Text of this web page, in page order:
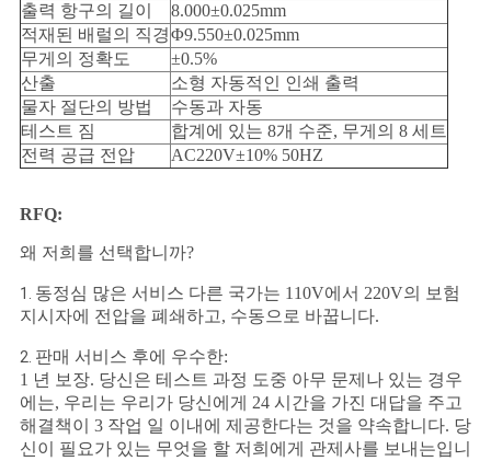
출력 항구의 길이
8.000±0.025mm
적재된 배럴의 직경Φ9.550±0.025mm
무게의 정확도
±0.5%
산출
소형 자동적인 인쇄 출력
물자 절단의 방법
수동과 자동
테스트 짐
합계에 있는 8개 수준, 무게의 8 세트
전력 공급 전압
AC220V±10% 50HZ
RFQ:
왜 저희를 선택합니까?
1. 동정심 많은 서비스 다른 국가는 110V에서 220V의 보험
지시자에 전압을 폐쇄하고, 수동으로 바꿉니다.
2. 판매 서비스 후에 우수한:
1 년 보장. 당신은 테스트 과정 도중 아무 문제나 있는 경우
에는, 우리는 우리가 당신에게 24 시간을 가진 대답을 주고
해결책이 3 작업 일 이내에 제공한다는 것을 약속합니다. 당
신이 필요가 있는 무엇을 할 저희에게 관제사를 보내는입니